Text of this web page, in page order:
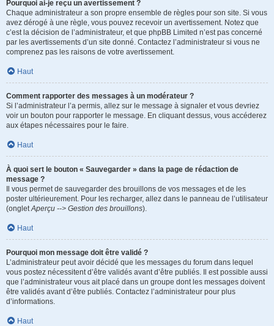
Pourquoi ai-je reçu un avertissement ?
Chaque administrateur a son propre ensemble de règles pour son site. Si vous
avez dérogé à une règle, vous pouvez recevoir un avertissement. Notez que
c’est la décision de l’administrateur, et que phpBB Limited n’est pas concerné
par les avertissements d’un site donné. Contactez l’administrateur si vous ne
comprenez pas les raisons de votre avertissement.
Haut
Comment rapporter des messages à un modérateur ?
Si l’administrateur l’a permis, allez sur le message à signaler et vous devriez
voir un bouton pour rapporter le message. En cliquant dessus, vous accéderez
aux étapes nécessaires pour le faire.
Haut
À quoi sert le bouton « Sauvegarder » dans la page de rédaction de
message ?
Il vous permet de sauvegarder des brouillons de vos messages et de les
poster ultérieurement. Pour les recharger, allez dans le panneau de l’utilisateur
(ongletAperçu --> Gestion des brouillons).
Haut
Pourquoi mon message doit être validé ?
L’administrateur peut avoir décidé que les messages du forum dans lequel
vous postez nécessitent d’être validés avant d’être publiés. Il est possible aussi
que l’administrateur vous ait placé dans un groupe dont les messages doivent
être validés avant d’être publiés. Contactez l’administrateur pour plus
d’informations.
Haut